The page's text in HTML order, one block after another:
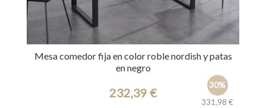
Mesa comedor fija en color roble nordish y patas
en negro
30%
331,98 €
232,39 €